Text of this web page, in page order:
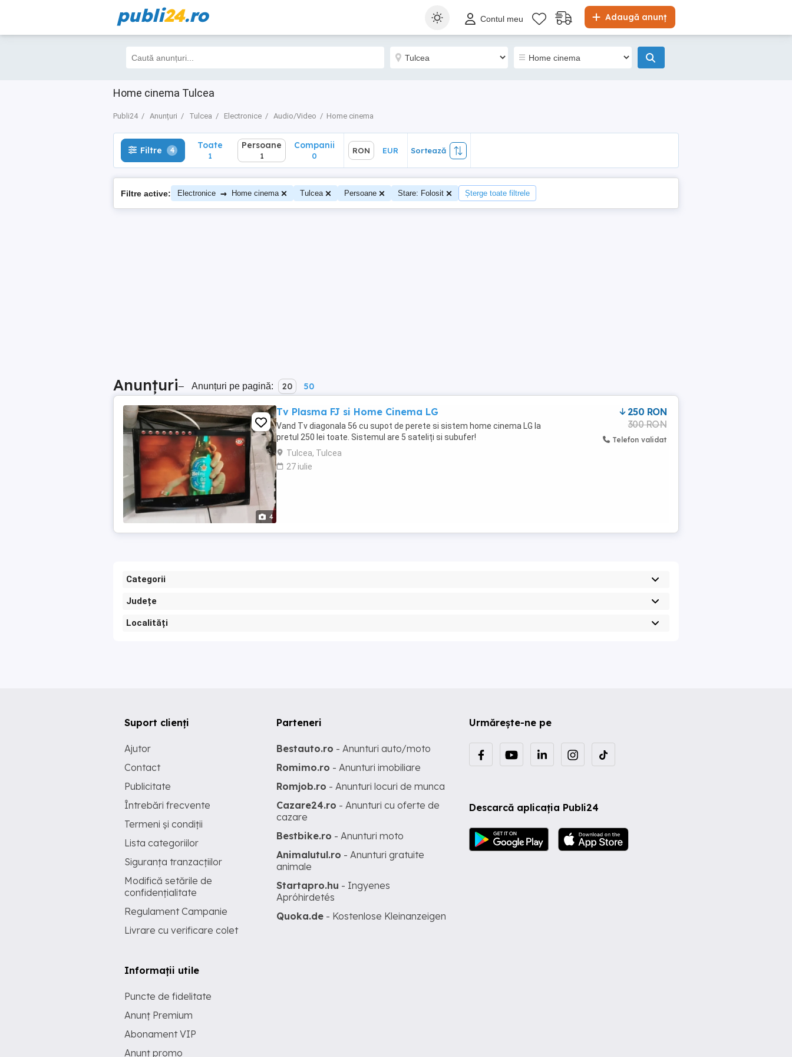
publi24.ro Adaugă anunț
Contul meu
Home cinema Tulcea
Publi24 Anunțuri Tulcea Electronice Audio/Video Home cinema
Filtre 4 Toate
1
Sortează
Filtre 4 Toate
1
Persoane
1
Companii
0
RON EUR Sortează
Filtre active: Electronice → Home cinema Tulcea Persoane Stare: Folosit Șterge toate filtrele
Anunțuri– Anunțuri pe pagină: 20 50
4
Tv Plasma FJ si Home Cinema LG
Vand Tv diagonala 56 cu supot de perete si sistem home cinema LG la
pretul 250 lei toate. Sistemul are 5 sateliți si subufer!
Tulcea, Tulcea
27 iulie
250 RON
300 RON
Telefon validat
Categorii
Județe
Localități
Urmărește-ne pe
Descarcă aplicația Publi24
Suport clienți
Ajutor
Contact
Publicitate
Întrebări frecvente
Termeni și condiții
Lista categoriilor
Siguranța tranzacțiilor
Modifică setările de
confidențialitate
Regulament Campanie
Livrare cu verificare colet
Informații utile
Puncte de fidelitate
Anunț Premium
Abonament VIP
Anunț promo
Parteneri
Bestauto.ro - Anunturi auto/moto
Romimo.ro - Anunturi imobiliare
Romjob.ro - Anunturi locuri de munca
Cazare24.ro - Anunturi cu oferte de
cazare
Bestbike.ro - Anunturi moto
Animalutul.ro - Anunturi gratuite
animale
Startapro.hu - Ingyenes
Apróhirdetés
Quoka.de - Kostenlose Kleinanzeigen